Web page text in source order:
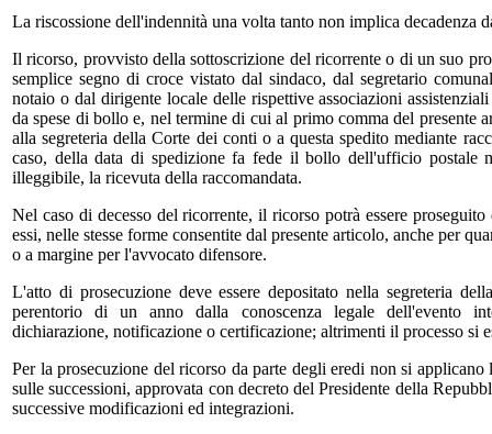
La riscossione dell'indennità una volta tanto non implica decadenza
Il ricorso, provvisto della sottoscrizione del ricorrente o di un suo
semplice segno di croce vistato dal sindaco, dal segretario
notaio o dal dirigente locale delle rispettive associazioni
da spese di bollo e, nel termine di cui al primo comma del presente
alla segreteria della Corte dei conti o a questa spedito mediante
caso, della data di spedizione fa fede il bollo dell'ufficio postale
illeggibile, la ricevuta della raccomandata.
Nel caso di decesso del ricorrente, il ricorso potrà essere
essi, nelle stesse forme consentite dal presente articolo, anche per
o a margine per l'avvocato difensore.
L'atto di prosecuzione deve essere depositato nella segreteria
perentorio di un anno dalla conoscenza legale dell'evento
dichiarazione, notificazione o certificazione; altrimenti il processo si
Per la prosecuzione del ricorso da parte degli eredi non si
sulle successioni, approvata con decreto del Presidente della
successive modificazioni ed integrazioni.